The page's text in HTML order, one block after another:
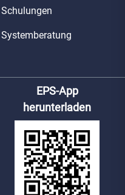
Schulungen
Systemberatung
EPS-App
herunterladen